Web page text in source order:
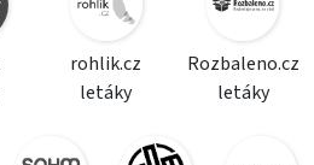
rohlik.cz
letáky
Rozbaleno.cz
letáky